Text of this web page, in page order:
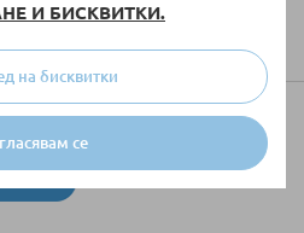
И БИСКВИТКИ.
се
на бисквитки